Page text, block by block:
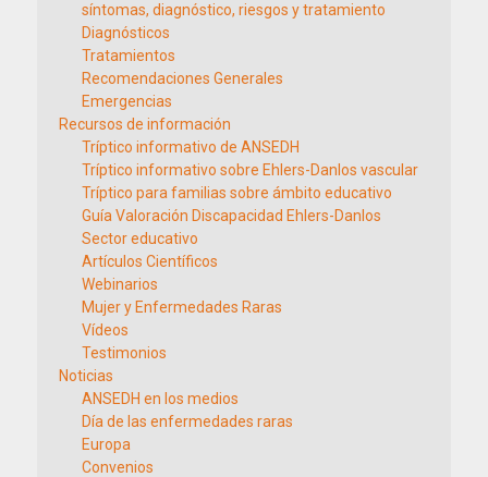
síntomas, diagnóstico, riesgos y tratamiento
Diagnósticos
Tratamientos
Recomendaciones Generales
Emergencias
Recursos de información
Tríptico informativo de ANSEDH
Tríptico informativo sobre Ehlers-Danlos vascular
Tríptico para familias sobre ámbito educativo
Guía Valoración Discapacidad Ehlers-Danlos
Sector educativo
Artículos Científicos
Webinarios
Mujer y Enfermedades Raras
Vídeos
Testimonios
Noticias
ANSEDH en los medios
Día de las enfermedades raras
Europa
Convenios